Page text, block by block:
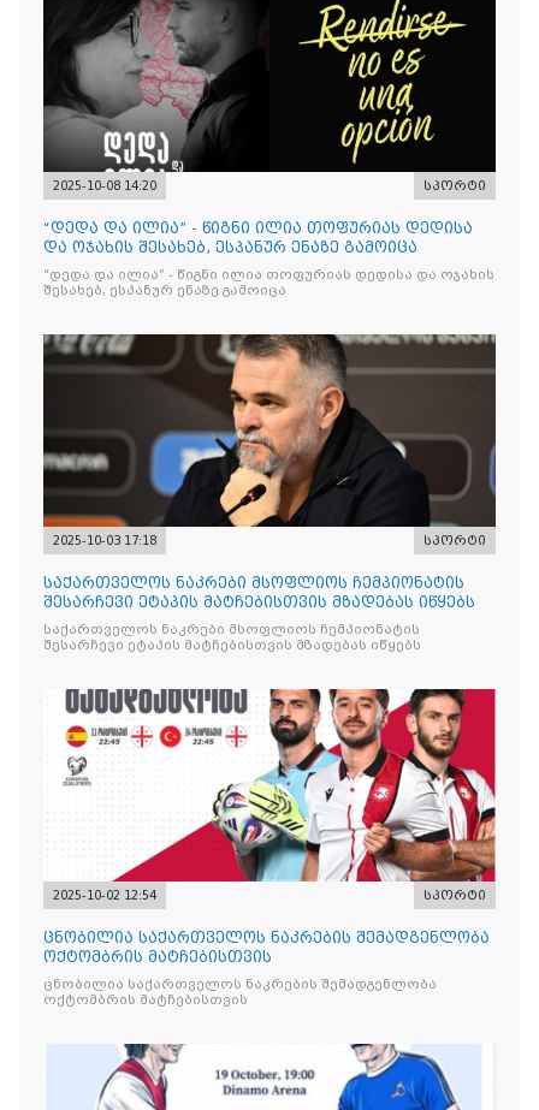
2025-10-08 14:20 სპორტი
“დედა და ილია” - წიგნი ილია თოფურიას დედისა
და ოჯახის შესახებ, ესპანურ ენაზე გამოიცა
“დედა და ილია” - წიგნი ილია თოფურიას დედისა და ოჯახის
შესახებ, ესპანურ ენაზე გამოიცა
2025-10-03 17:18 სპორტი
საქართველოს ნაკრები მსოფლიოს ჩემპიონატის
შესარჩევი ეტაპის მატჩებისთვის მზადებას იწყებს
საქართველოს ნაკრები მსოფლიოს ჩემპიონატის
შესარჩევი ეტაპის მატჩებისთვის მზადებას იწყებს
2025-10-02 12:54 სპორტი
ცნობილია საქართველოს ნაკრების შემადგენლობა
ოქტომბრის მატჩებისთვის
ცნობილია საქართველოს ნაკრების შემადგენლობა
ოქტომბრის მატჩებისთვის